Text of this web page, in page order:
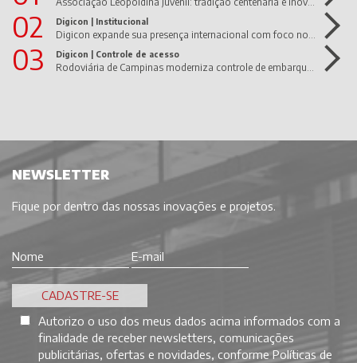
02 Digicon | Institucional
03 Digicon | Controle de acesso
NEWSLETTER
Fique por dentro das nossas inovações e projetos.
Autorizo o uso dos meus dados acima informados com a
finalidade de receber newsletters, comunicações
publicitárias, ofertas e novidades, conformePolíticas de